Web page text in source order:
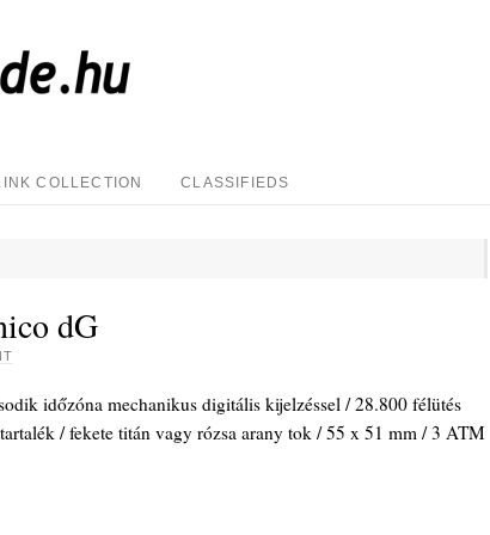
COLLECTION CLASSIFIEDS
dG
időzóna mechanikus digitális kijelzéssel / 28.800 félütés
/ fekete titán vagy rózsa arany tok / 55 x 51 mm / 3 ATM